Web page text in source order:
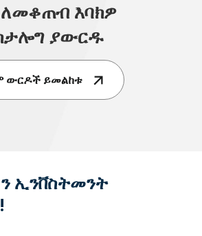
እባክዎ
ያውርዱ
ውርዶች ይመልከቱ
ኢንቨስትመንት